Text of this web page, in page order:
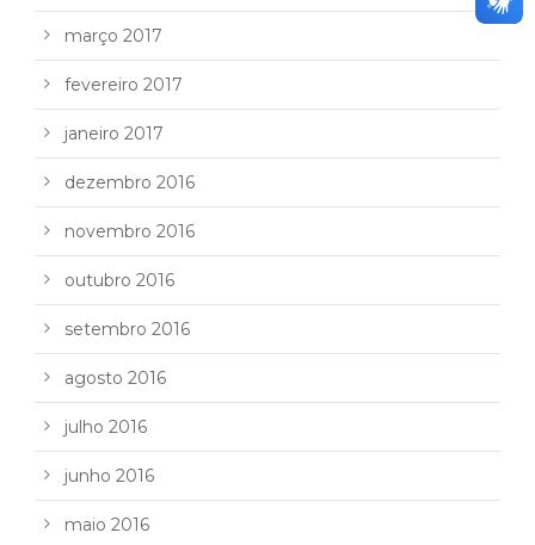
março 2017
fevereiro 2017
janeiro 2017
dezembro 2016
novembro 2016
outubro 2016
setembro 2016
agosto 2016
julho 2016
junho 2016
maio 2016